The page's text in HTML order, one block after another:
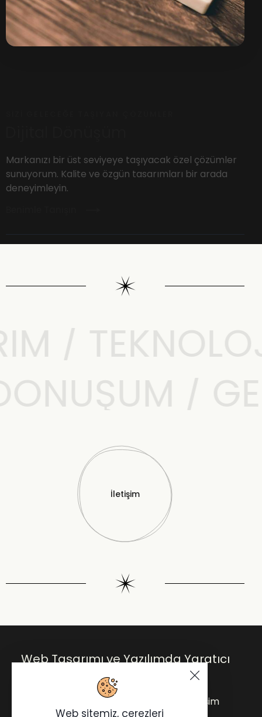
Markanızı bir üst seviyeye taşıyacak özel çözümler
sunuyorum. Kalite ve özgün tasarımları bir arada
deneyimleyin.
İletişim
Web Tasarımı ve Yazılımda Yaratıcı
Çözümler.
Blog İletişim
Web sitemiz, çerezleri